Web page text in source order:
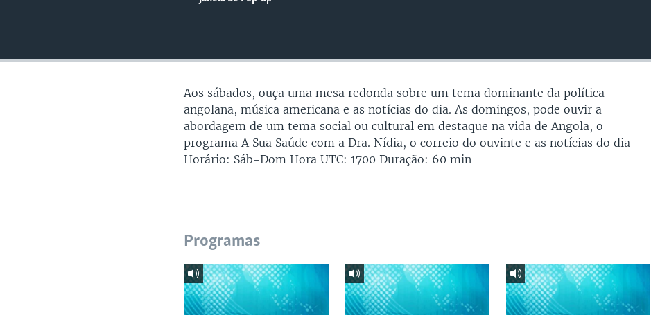
Aos sábados, ouça uma mesa redonda sobre um tema dominante da política
angolana, música americana e as notícias do dia. As domingos, pode ouvir a
abordagem de um tema social ou cultural em destaque na vida de Angola, o
programa A Sua Saúde com a Dra. Nídia, o correio do ouvinte e as notícias do dia
Horário: Sáb-Dom Hora UTC: 1700 Duração: 60 min
Programas